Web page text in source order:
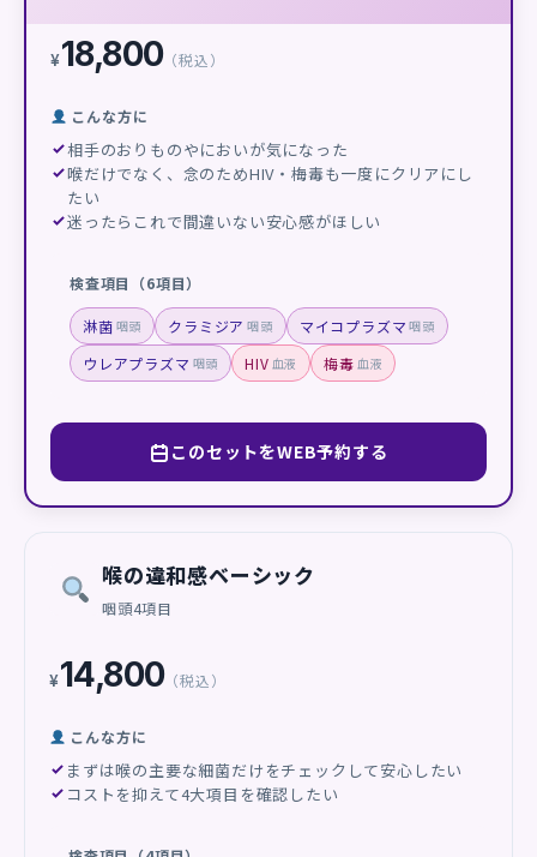
¥18,800（税込）
こんな方に
相手のおりものやにおいが気になった
喉だけでなく、念のためHIV・梅毒も一度にクリアにし
たい
迷ったらこれで間違いない安心感がほしい
検査項目（6項目）
淋菌 咽頭 クラミジア 咽頭 マイコプラズマ 咽頭
ウレアプラズマ 咽頭 HIV 血液 梅毒 血液
このセットをWEB予約する
喉の違和感ベーシック
咽頭4項目
¥14,800（税込）
こんな方に
まずは喉の主要な細菌だけをチェックして安心したい
コストを抑えて4大項目を確認したい